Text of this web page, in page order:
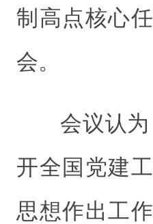
制高点核心
会。
会议认
开全国党建
思想作出工